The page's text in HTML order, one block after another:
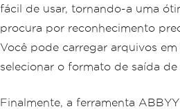
fácil de usar, tornando-a uma
procura por reconhecimento
Você pode carregar arquivos
selecionar o formato de saída de
Finalmente, a ferramenta